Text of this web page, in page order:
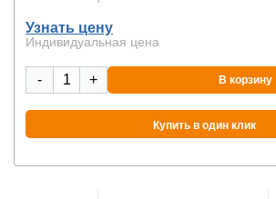
Узнать цену
Индивидуальная цена
- + В корзину
Купить в один клик